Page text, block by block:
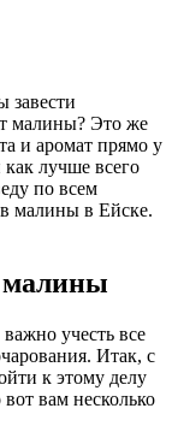
завести
малины? Это же
и аромат прямо у
лучше всего
по всем
малины в Ейске.
малины
учесть все
Итак, с
к этому делу
вам несколько